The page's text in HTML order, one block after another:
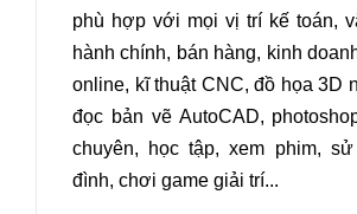
phù hợp với mọi vị trí kế toán,
hành chính, bán hàng, kinh
online, kĩ thuật CNC, đồ họa 3D
đọc bản vẽ AutoCAD,
chuyên, học tập, xem phim,
đình, chơi game giải trí...